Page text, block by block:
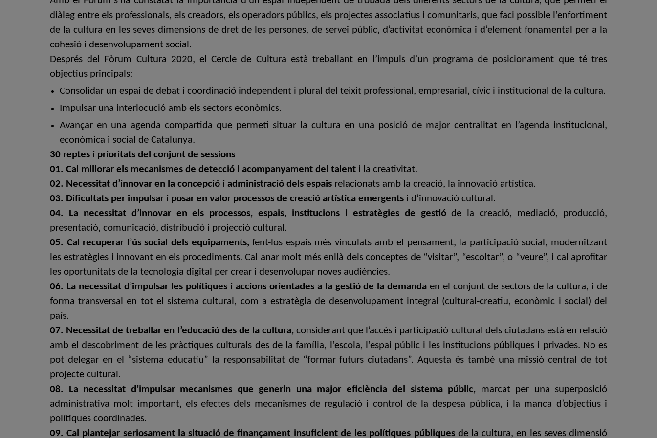
diàleg entre els professionals, els creadors, els operadors públics, els projectes associatius i comunitaris, que faci possible l’enfortiment
de la cultura en les seves dimensions de dret de les persones, de servei públic, d’activitat econòmica i d’element fonamental per a la
cohesió i desenvolupament social.
Després del Fòrum Cultura 2020, el Cercle de Cultura està treballant en l’impuls d’un programa de posicionament que té tres
objectius principals:
Consolidar un espai de debat i coordinació independent i plural del teixit professional, empresarial, cívic i institucional de la cultura.
Impulsar una interlocució amb els sectors econòmics.
Avançar en una agenda compartida que permeti situar la cultura en una posició de major centralitat en l’agenda institucional,
econòmica i social de Catalunya.
30 reptes i prioritats del conjunt de sessions
01. Cal millorar els mecanismes de detecció i acompanyament del talent i la creativitat.
02. Necessitat d’innovar en la concepció i administració dels espais relacionats amb la creació, la innovació artística.
03. Dificultats per impulsar i posar en valor processos de creació artística emergents i d’innovació cultural.
04.
La necessitat d’innovar en els processos, espais, institucions i estratègies de gestióde la creació, mediació, producció,
presentació, comunicació, distribució i projecció cultural.
05. Cal recuperar l’ús social dels equipaments,fent-los espais més vinculats amb el pensament, la participació social, modernitzant
les estratègies i innovant en els procediments. Cal anar molt més enllà dels conceptes de “visitar”, “escoltar”, o “veure”, i cal aprofitar
les oportunitats de la tecnologia digital per crear i desenvolupar noves audiències.
06. La necessitat d’impulsar les polítiques i accions orientades a la gestió de la demanda en el conjunt de sectors de la cultura, i de
forma transversal en tot el sistema cultural, com a estratègia de desenvolupament integral (cultural-creatiu, econòmic i social) del
país.
07. Necessitat de treballar en l’educació des de la cultura,considerant que l’accés i participació cultural dels ciutadans està en relació
amb el descobriment de les pràctiques culturals des de la família, l’escola, l’espai públic i les institucions públiques i privades. No es
pot delegar en el “sistema educatiu” la responsabilitat de “formar futurs ciutadans”. Aquesta és també una missió central de tot
projecte cultural.
08. La necessitat d’impulsar mecanismes que generin una major eficiència del sistema públic, marcat per una superposició
administrativa molt important, els efectes dels mecanismes de regulació i control de la despesa pública, i la manca d’objectius i
polítiques coordinades.
09. Cal plantejar seriosament la situació de finançament insuficient de les polítiques públiquesde la cultura, en les seves dimensió